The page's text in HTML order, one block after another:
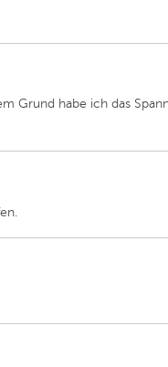
Grund habe ich das